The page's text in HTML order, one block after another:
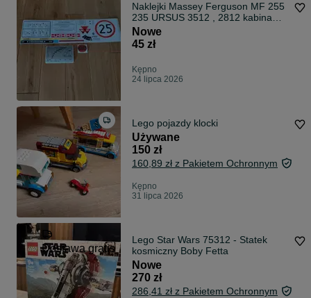
Naklejki Massey Ferguson MF 255
235 URSUS 3512 , 2812 kabina
3502
Nowe
45 zł
Kępno
24 lipca 2026
Lego pojazdy klocki
Używane
150 zł
160,89 zł z Pakietem Ochronnym
Kępno
31 lipca 2026
Dostawa gratis
Lego Star Wars 75312 - Statek
kosmiczny Boby Fetta
Nowe
270 zł
286,41 zł z Pakietem Ochronnym